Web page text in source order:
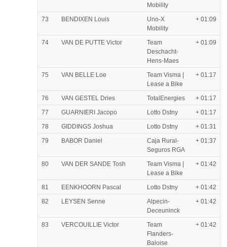
Mobility
73 BENDIXEN Louis
Uno-X
Mobility
+ 01:09
74 VAN DE PUTTE Victor
Team
Deschacht-
Hens-Maes
+ 01:09
75 VAN BELLE Loe
Team Visma |
Lease a Bike
+ 01:17
76 VAN GESTEL Dries TotalEnergies
+ 01:17
77
GUARNIERI Jacopo Lotto Dstny
+ 01:17
78
GIDDINGS Joshua Lotto Dstny
+ 01:31
79
BABOR Daniel
Caja Rural-
Seguros RGA
+ 01:37
80 VAN DER SANDE Tosh
Team Visma |
Lease a Bike
+ 01:42
81 EENKHOORN Pascal Lotto Dstny
+ 01:42
82
LEYSEN Senne
Alpecin-
Deceuninck
+ 01:42
83 VERCOUILLIE Victor
Team
Flanders-
Baloise
+ 01:42